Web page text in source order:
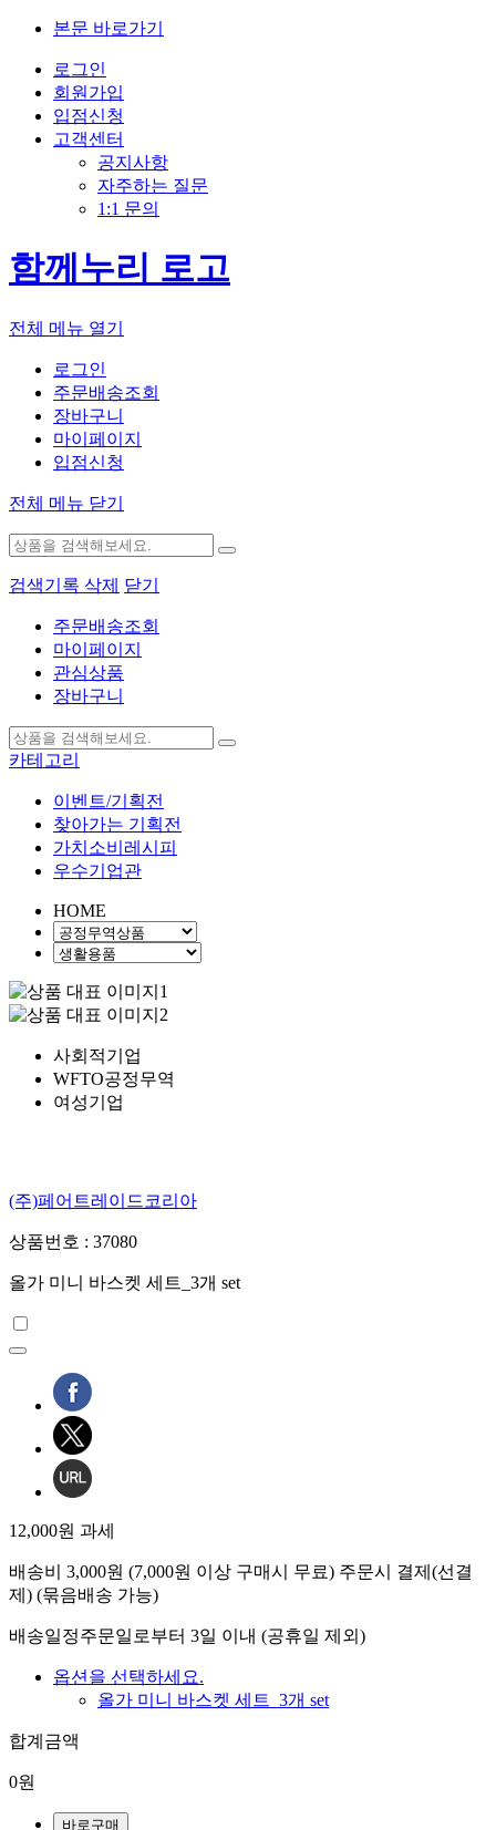
본문 바로가기
로그인
회원가입
입점신청
고객센터
공지사항
자주하는 질문
1:1 문의
함께누리 로고
전체 메뉴 열기
로그인
주문배송조회
장바구니
마이페이지
입점신청
전체 메뉴 닫기
검색기록 삭제 닫기
주문배송조회
마이페이지
관심상품
장바구니
카테고리
이벤트/기획전
찾아가는 기획전
가치소비레시피
우수기업관
HOME
사회적기업
WFTO공정무역
여성기업
(주)페어트레이드코리아
상품번호 : 37080
올가 미니 바스켓 세트_3개 set
12,000원 과세
배송비
3,000원 (7,000원 이상 구매시 무료) 주문시 결제(선결
제) (묶음배송 가능)
배송일정주문일로부터 3일 이내 (공휴일 제외)
옵션을 선택하세요.
올가 미니 바스켓 세트_3개 set
합계금액
0원
바로구매